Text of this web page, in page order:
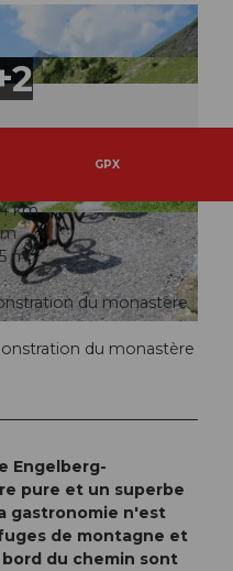
© Engelberg - Titlis Tourismus, Engelberg-Titlis
Tourismus
GPX
km
m
du monastère
du monastère
Engelberg-
pure et un superbe
gastronomie n'est
de montagne et
du chemin sont